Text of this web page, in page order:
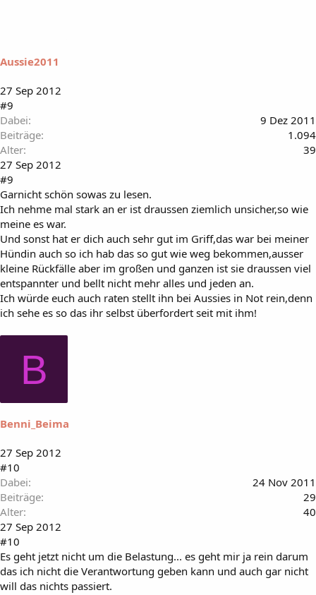
Aussie2011
27 Sep 2012
#9
Dabei
9 Dez 2011
Beiträge
1.094
Alter
39
27 Sep 2012
#9
Garnicht schön sowas zu lesen.
Ich nehme mal stark an er ist draussen ziemlich unsicher,so wie
meine es war.
Und sonst hat er dich auch sehr gut im Griff,das war bei meiner
Hündin auch so ich hab das so gut wie weg bekommen,ausser
kleine Rückfälle aber im großen und ganzen ist sie draussen viel
entspannter und bellt nicht mehr alles und jeden an.
Ich würde euch auch raten stellt ihn bei Aussies in Not rein,denn
ich sehe es so das ihr selbst überfordert seit mit ihm!
B
Benni_Beima
27 Sep 2012
#10
Dabei
24 Nov 2011
Beiträge
29
Alter
40
27 Sep 2012
#10
Es geht jetzt nicht um die Belastung... es geht mir ja rein darum
das ich nicht die Verantwortung geben kann und auch gar nicht
will das nichts passiert.